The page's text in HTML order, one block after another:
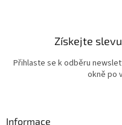
Získejte
Přihlaste se k odběru
okně po
Informace